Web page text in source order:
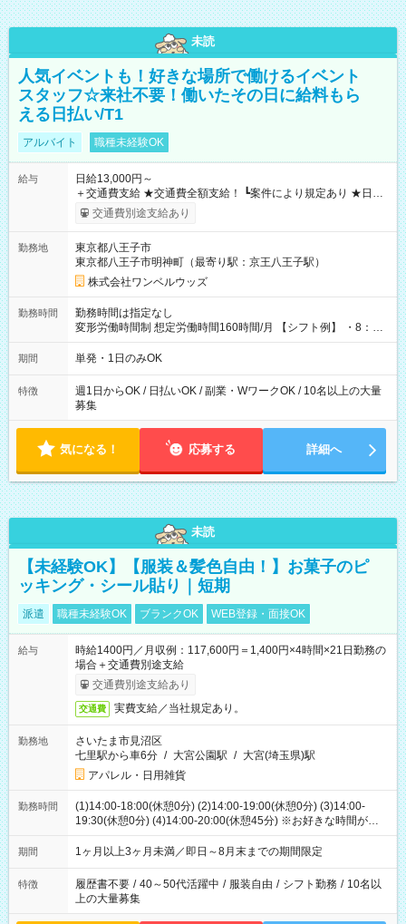
未読
人気イベントも！好きな場所で働けるイベント
スタッフ☆来社不要！働いたその日に給料もら
える日払い/T1
アルバイト 職種未経験OK
給与
日給13,000円～
＋交通費支給 ★交通費全額支給！ ┗案件により規定あり ★日払
いOK！（規定あり） ┗働いたその日に現金GET♪ お仕事後はコ
ンビニATMから 日払い分を引き落とせます！ 【試用期間】試
交通費別途支給あり
勤務地
東京都八王子市
東京都八王子市明神町（最寄り駅：京王八王子駅）
株式会社ワンベルウッズ
勤務時間
勤務時間は指定なし
変形労働時間制 想定労働時間160時間/月 【シフト例】 ・8：00
～21：00
期間 単発・1日のみOK
特徴
週1日からOK / 日払いOK / 副業・WワークOK / 10名以上の大量
募集
気になる！ 応募する 詳細へ
未読
【未経験OK】【服装＆髪色自由！】お菓子のピ
ッキング・シール貼り｜短期
派遣 職種未経験OK ブランクOK WEB登録・面接OK
給与
時給1400円／月収例：117,600円＝1,400円×4時間×21日勤務の
場合＋交通費別途支給
交通費別途支給あり
交通費 実費支給／当社規定あり。
勤務地
さいたま市見沼区
七里駅から車6分 / 大宮公園駅 / 大宮(埼玉県)駅
アパレル・日用雑貨
勤務時間
(1)14:00-18:00(休憩0分) (2)14:00-19:00(休憩0分) (3)14:00-
19:30(休憩0分) (4)14:00-20:00(休憩45分) ※お好きな時間が選べ
ます
期間 1ヶ月以上3ヶ月未満／即日～8月末までの期間限定
特徴 履歴書不要 / 40～50代活躍中 / 服装自由 / シフト勤務 / 10名以
上の大量募集